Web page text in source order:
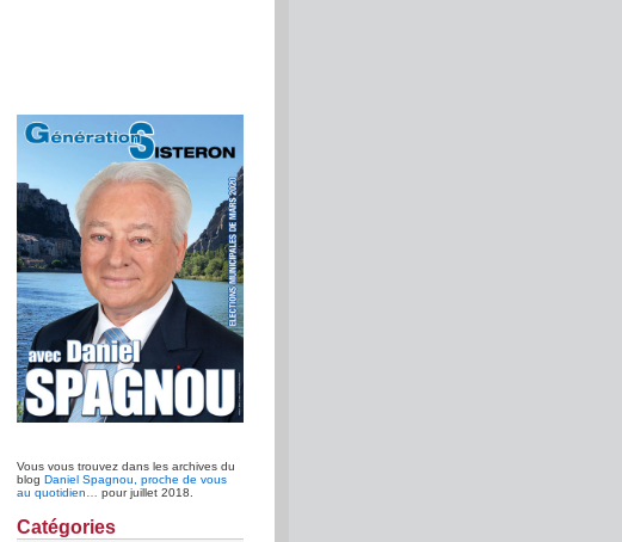
Vous vous trouvez dans les archives du
blog Daniel Spagnou, proche de vous
au quotidien…
pour juillet 2018.
Catégories